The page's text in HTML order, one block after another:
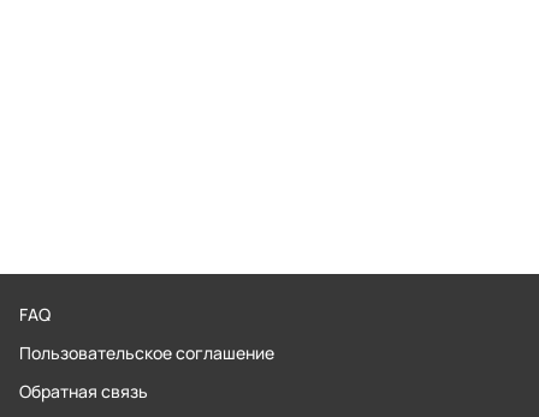
FAQ
Пользовательское соглашение
Обратная связь